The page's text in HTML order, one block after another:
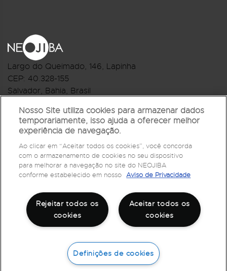
Largo do Queimado, 146, Lapinha
CEP: 40.328-155
Salvador, Bahia, Brasil
R.Monte Castelo Nº 62, Bairro Barbalho
CEP: 40.301-210
Salvador, Bahia, Brasil
Telefone:(71) 3032-1073
2026Todos os direitos reservados
Nosso Site utiliza cookies para armazenar dados
temporariamente, isso ajuda a oferecer melhor
experiência de navegação.
Ao clicar em “Aceitar todos os cookies”, você concorda
com o armazenamento de cookies no seu dispositivo
para melhorar a navegação no site do NEOJIBA
conforme estabelecido em nosso Aviso de Privacidade
Aceitar todos os
cookies
Rejeitar todos os
cookies
Definições de cookies